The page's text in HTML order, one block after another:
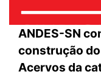
ANDES-SN
construção
Acervos da